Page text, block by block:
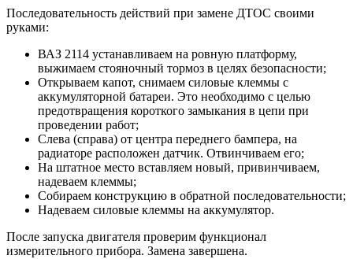
Последовательность действий при замене ДТОС своими
руками:
ВАЗ 2114 устанавливаем на ровную платформу,
выжимаем стояночный тормоз в целях безопасности;
Открываем капот, снимаем силовые клеммы с
аккумуляторной батареи. Это необходимо с целью
предотвращения короткого замыкания в цепи при
проведении работ;
Слева (справа) от центра переднего бампера, на
радиаторе расположен датчик. Отвинчиваем его;
На штатное место вставляем новый, привинчиваем,
надеваем клеммы;
Собираем конструкцию в обратной последовательности;
Надеваем силовые клеммы на аккумулятор.
После запуска двигателя проверим функционал
измерительного прибора. Замена завершена.